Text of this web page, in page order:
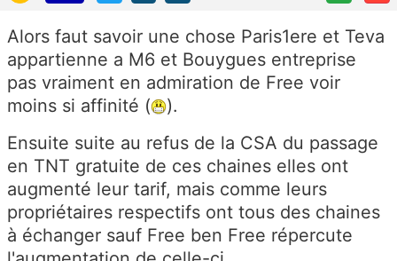
Alors faut savoir une chose Paris1ere et Teva
appartienne a M6 et Bouygues entreprise
pas vraiment en admiration de Free voir
moins si affinité (
).
Ensuite suite au refus de la CSA du passage
en TNT gratuite de ces chaines elles ont
augmenté leur tarif, mais comme leurs
propriétaires respectifs ont tous des chaines
à échanger sauf Free ben Free répercute